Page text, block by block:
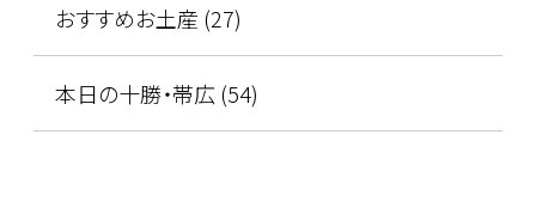
おすすめお土産 (27)
本日の十勝・帯広 (54)